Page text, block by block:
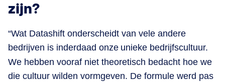
zijn?
“Wat Datashift onderscheidt van vele andere
bedrijven is inderdaad onze unieke bedrijfscultuur.
We hebben vooraf niet theoretisch bedacht hoe we
die cultuur wilden vormgeven. De formule werd pas